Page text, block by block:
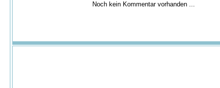
Noch kein Kommentar vorhanden ...